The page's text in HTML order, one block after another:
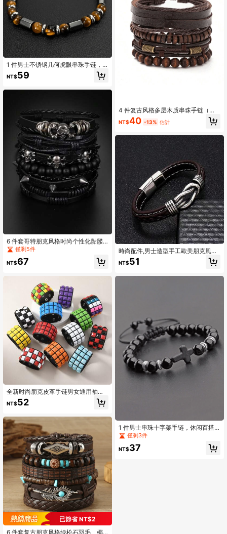
1 件男士不锈钢几何虎眼串珠手链，
时尚法式复古风格，适合日常佩戴、
街头、通勤、派对、节日、祈祷或礼
NT$59
6 件套哥特朋克风格时尚个性化骷髅
铆钉金属配饰装饰分层 PU 皮革编织
手链，适合男士日常佩戴和万圣节
僅剩5件
NT$67
全新时尚朋克皮革手链男女通用袖口
可调节摇滚风格腕带珠宝男女礼物
NT$52
已節省 NT$2
6 件套复古朋克风格绿松石羽毛、椰
4 件复古风格多层木质串珠手链（男
NT$40 -13% 估計
時尚配件,男士造型手工歐美朋克風格
雙色pu皮手鐲,配備不鏽鋼磁鐵扣
NT$51
1 件男士串珠十字架手链，休闲百搭
配饰僅剩3件
NT$37